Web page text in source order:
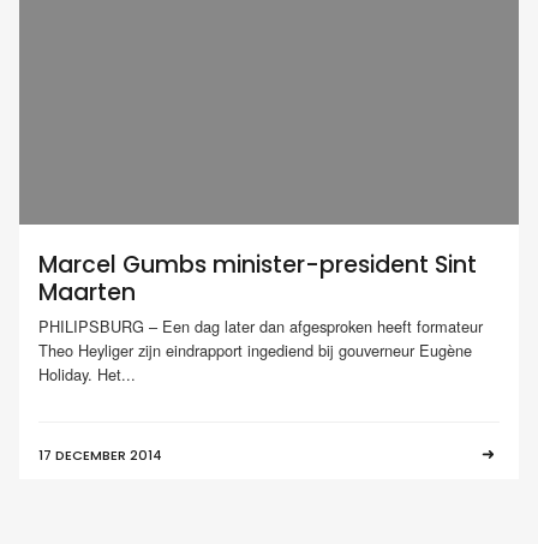
Marcel Gumbs minister-president Sint
Maarten
PHILIPSBURG – Een dag later dan afgesproken heeft formateur
Theo Heyliger zijn eindrapport ingediend bij gouverneur Eugène
Holiday. Het...
17 DECEMBER 2014